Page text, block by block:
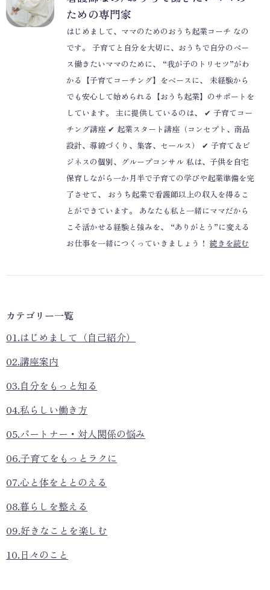
ための専門家
はじめまして、ママのためのおうち起業コーチ なの
です。 子育てと自分を大切に、おうちで自分のペー
ス働きたいママのために、 “我が子のトリセツ”がわ
かる【子育てコーチング】をベースに、 未経験から
でも安心して始められる【おうち起業】のサポートを
しています。 主に提供しているのは、 ✔ 子育てコー
チング講座 ✔ 起業スタート講座（コンセプト、商品
設計、導線づくり、集客、セールス） ✔ 子育て＆ビ
ジネスの個別、グループコンサル 私は、子供を自宅
保育しながら一か月半で子育ての学びや起業準備を完
了させて、 おうち起業で看護師以上の収入を得るこ
とができています。 あなたも私と一緒にママだから
こそ活かせる経験と強みを、 “ありがとう”に変える
お仕事を一緒につくっていきましょう！ 続きを読む
カテゴリー一覧
01.はじめまして（自己紹介）
02.講座案内
03.自分をもっと知る
04.私らしい働き方
05.パートナー・対人関係の悩み
06.子育てをもっとラクに
07.心と体をととのえる
08.暮らしを整える
09.好きなことを楽しむ
10.日々のこと